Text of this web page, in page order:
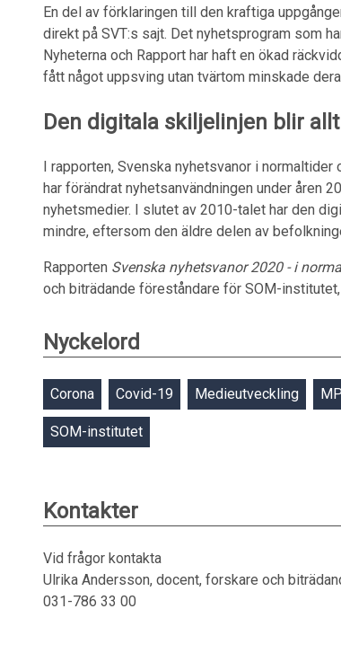
En del av förklaringen till den kraftiga
direkt på SVT:s sajt. Det nyhetsprogram som
Nyheterna och Rapport har haft en ökad
fått något uppsving utan tvärtom minskade
Den digitala skiljelinjen blir
I rapporten, Svenska nyhetsvanor i
har förändrat nyhetsanvändningen under åren
nyhetsmedier. I slutet av 2010-talet har den
mindre, eftersom den äldre delen av
Rapporten Svenska nyhetsvanor 2020 - i
och biträdande föreståndare för SOM-
Nyckelord
Corona Covid-19 Medieutveckling
SOM-institutet
Kontakter
Vid frågor kontakta
Ulrika Andersson, docent, forskare och
031-786 33 00